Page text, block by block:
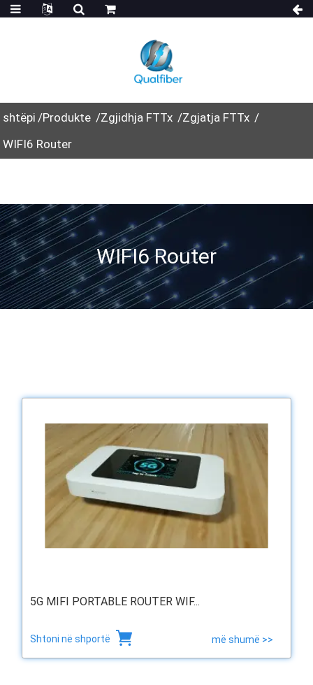
shtëpi Produkte Zgjidhja FTTx
Zgjatja FTTx
WIFI6 Router
WIFI6 Router
5G MIFI PORTABLE ROUTER WIF...
Shtoni në shportë më shumë >>